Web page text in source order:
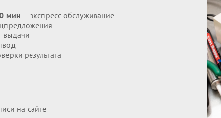
мин — экспресс-обслуживание
выдачи
результата
на сайте